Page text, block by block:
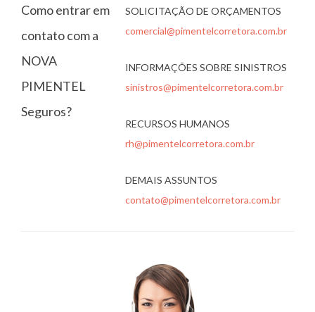
Como entrar em
contato com a
NOVA
PIMENTEL
Seguros?
SOLICITAÇÃO DE ORÇAMENTOS
comercial@pimentelcorretora.com.br
INFORMAÇÕES SOBRE SINISTROS
sinistros@pimentelcorretora.com.br
RECURSOS HUMANOS
rh@pimentelcorretora.com.br
DEMAIS ASSUNTOS
contato@pimentelcorretora.com.br